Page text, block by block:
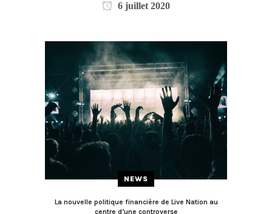
6 juillet 2020
NEWS
La nouvelle politique financière de Live Nation au
centre d’une controverse